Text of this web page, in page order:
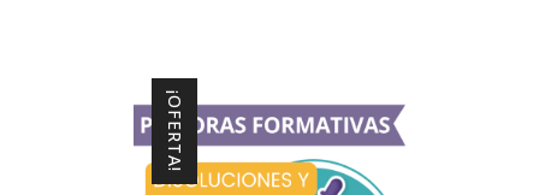
¡OFERTA!